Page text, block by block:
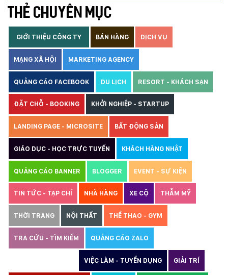
THẺ CHUYÊN MỤC
GIỚI THIỆU CÔNG TY BÁN HÀNG DỊCH VỤ
MẠNG XÃ HỘI MARKETING AGENCY
QUẢNG CÁO FACEBOOK DU LỊCH RESORT - KHÁCH SẠN
ĐẶT CHỖ - BOOKING KHỞI NGHIỆP - STARTUP
LANDING PAGE - MICROSITE BẤT ĐỘNG SẢN
GIÁO DỤC - HỌC TRỰC TUYẾN KHÁCH HÀNG NHẬT
QUẢNG CÁO BANNER BLOGGER EVENT - SỰ KIỆN
TIN TỨC - TẠP CHÍ NHÀ HÀNG XE CỘ THẪM MỸ
THỜI TRANG NỘI THẤT THỂ THAO - GYM
TRA CỨU - TÌM KIẾM QUẢNG CÁO ZALO
VIỆC LÀM - TUYỂN DỤNG GIẢI TRÍ